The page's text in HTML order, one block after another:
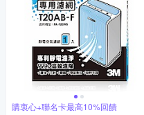
購衷心+聯名卡最高10%回饋